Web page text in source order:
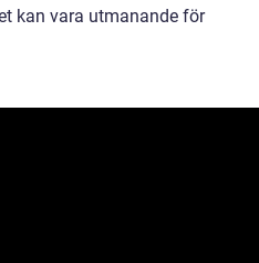
kan vara utmanande för